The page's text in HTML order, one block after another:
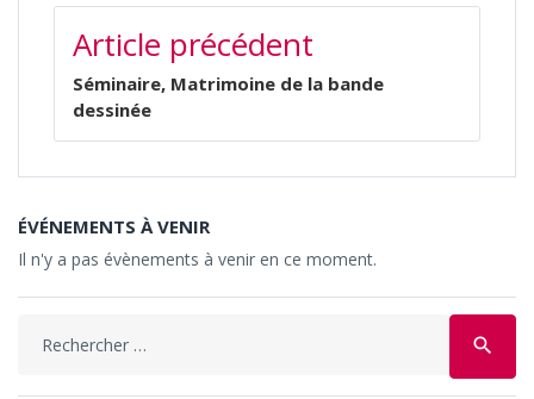
NAVIGATION
DE
L’ARTICLE
Article précédent
Séminaire, Matrimoine de la bande
dessinée
ÉVÉNEMENTS À VENIR
Il n'y a pas évènements à venir en ce moment.
search